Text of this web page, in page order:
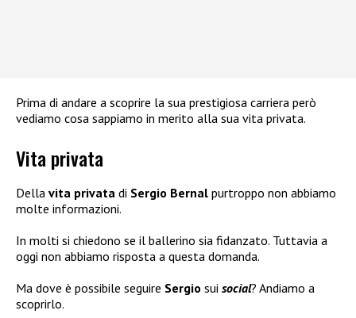
Prima di andare a scoprire la sua prestigiosa carriera però
vediamo cosa sappiamo in merito alla sua vita privata.
Vita privata
Della vita privata di Sergio Bernal purtroppo non abbiamo
molte informazioni.
In molti si chiedono se il ballerino sia fidanzato. Tuttavia a
oggi non abbiamo risposta a questa domanda.
Ma dove è possibile seguire Sergio sui social? Andiamo a
scoprirlo.